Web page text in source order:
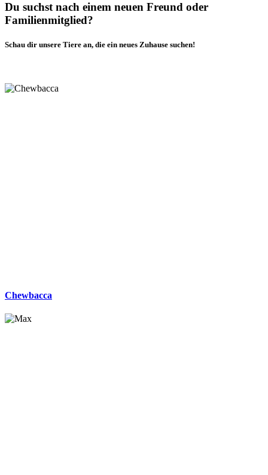
Du suchst nach einem neuen Freund oder
Familienmitglied?
Schau dir unsere Tiere an, die ein neues Zuhause suchen!
Chewbacca